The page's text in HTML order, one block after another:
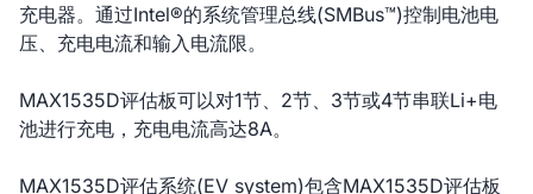
充电器。通过Intel®的系统管理总线(SMBus™)控制电池电
压、充电电流和输入电流限。
MAX1535D评估板可以对1节、2节、3节或4节串联Li+电
池进行充电，充电电流高达8A。
MAX1535D评估系统(EV system)包含MAX1535D评估板